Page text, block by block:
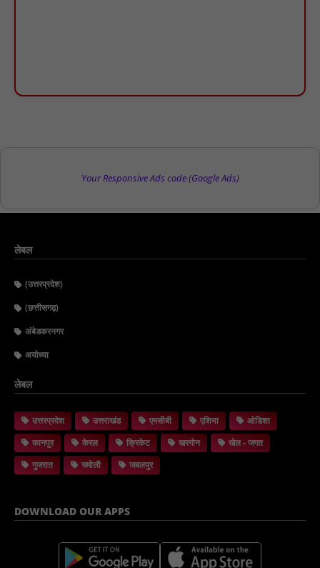
Your Responsive Ads code (Google Ads)
लेबल
(उत्तरप्रदेश)
(छत्तीसगढ़)
अंबेडकरनगर
अयोध्या
लेबल
उत्तरप्रदेश उत्तराखंड एमसीबी एशिया
ओडिशा
कानपुर
केरल क्रिकेट खरगोन
खेल - जगत
गुजरात
चमोली जबलपुर
DOWNLOAD OUR APPS